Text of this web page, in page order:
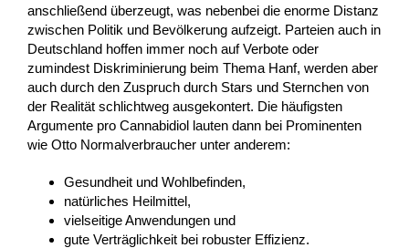
anschließend überzeugt, was nebenbei die enorme Distanz
zwischen Politik und Bevölkerung aufzeigt. Parteien auch in
Deutschland hoffen immer noch auf Verbote oder
zumindest Diskriminierung beim Thema Hanf, werden aber
auch durch den Zuspruch durch Stars und Sternchen von
der Realität schlichtweg ausgekontert. Die häufigsten
Argumente pro Cannabidiol lauten dann bei Prominenten
wie Otto Normalverbraucher unter anderem:
Gesundheit und Wohlbefinden,
natürliches Heilmittel,
vielseitige Anwendungen und
gute Verträglichkeit bei robuster Effizienz.